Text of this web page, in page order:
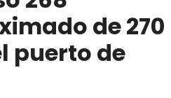
de 270
puerto de